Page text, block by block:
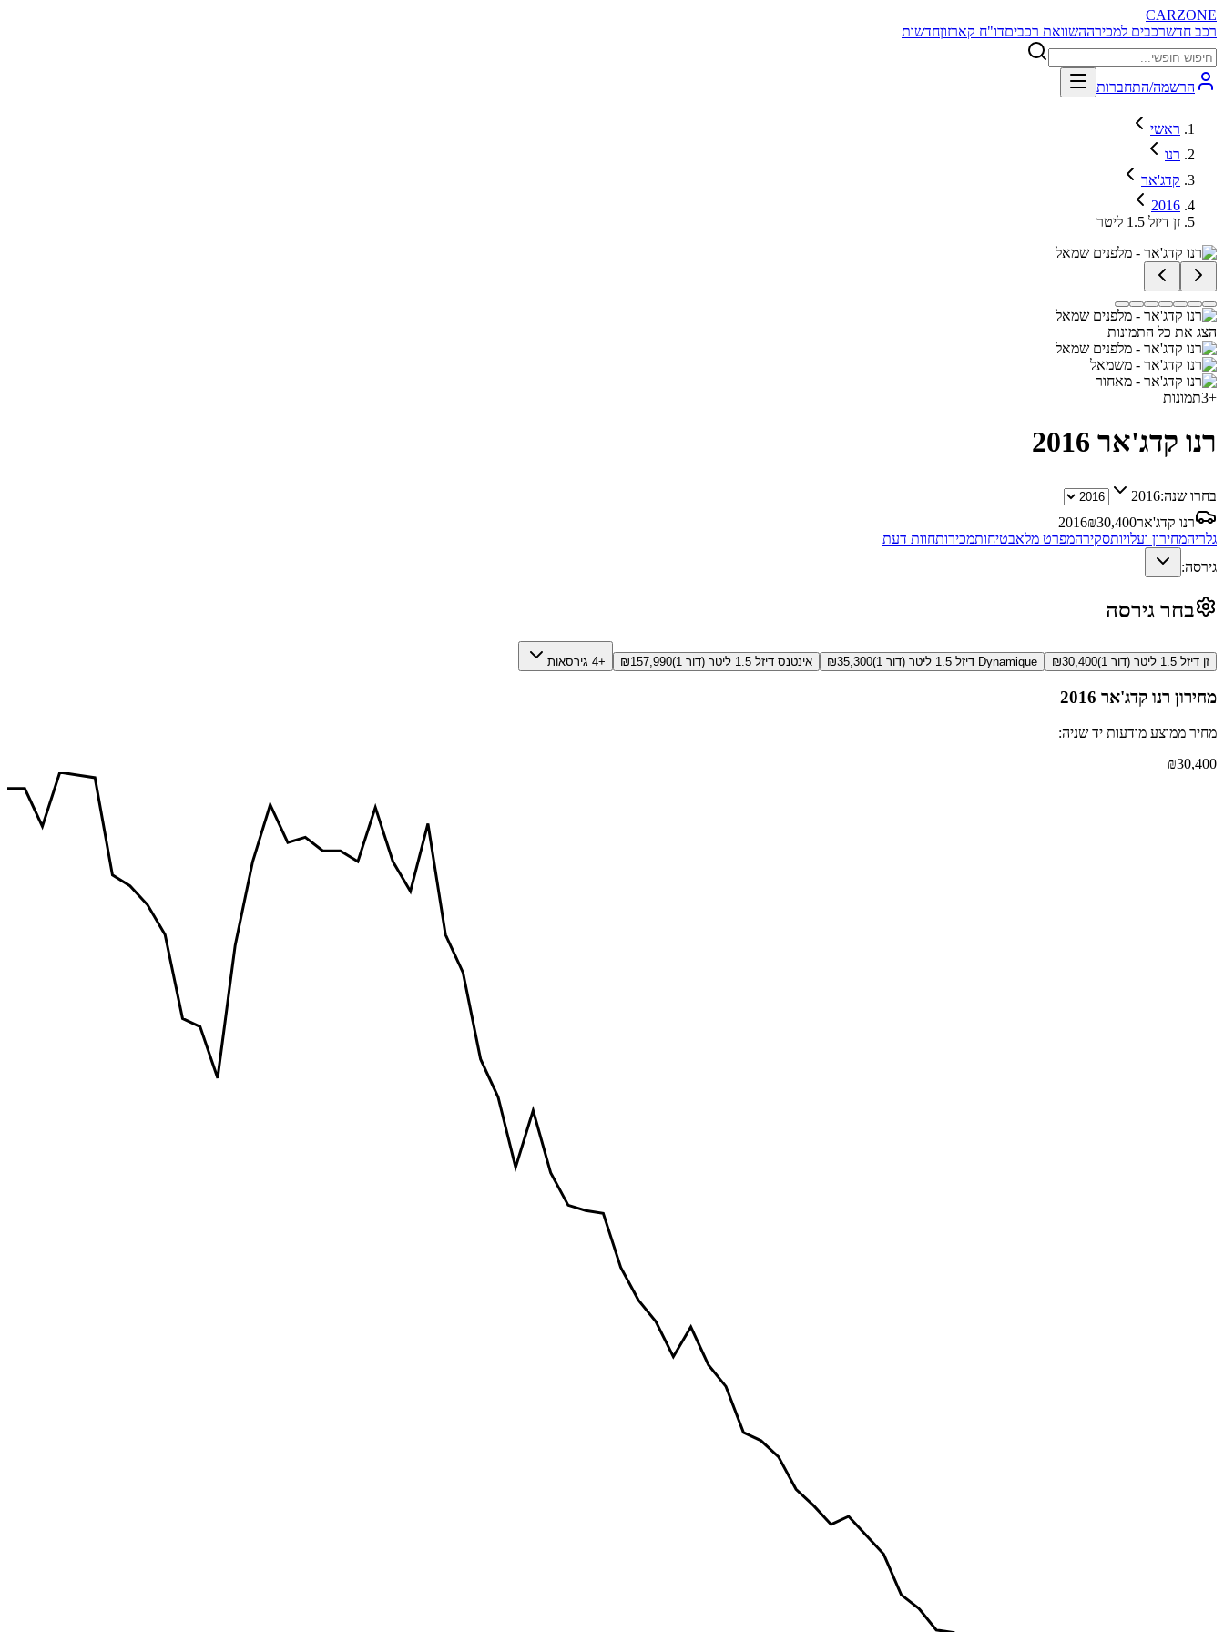
CARZONE
רכב חדשרכבים למכירההשוואת רכביםדו"ח קארזוןחדשות
הרשמה/התחברות
ראשי
רנו
קדג'אר
2016
זן דיזל 1.5 ליטר
הצג את כל התמונות
+
3תמונות
רנו קדג'אר 2016
בחרו שנה:2016
רנו קדג'אר
2016₪30,400
גלריהמחירון ועלויותסקירהמפרט מלאבטיחותמכירותחוות דעת
גירסה:
בחר גירסה
זן דיזל 1.5 ליטר (דור 1) ₪30,400 Dynamique דיזל 1.5 ליטר (דור 1) ₪35,300 אינטנס דיזל 1.5 ליטר (דור 1) ₪157,990 +4 גירסאות
מחירון רנו קדג'אר 2016
מחיר ממוצע מודעות יד שניה:
₪30,400